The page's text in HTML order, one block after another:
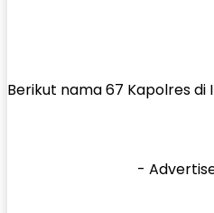
Berikut nama 67 Kapolres di
-